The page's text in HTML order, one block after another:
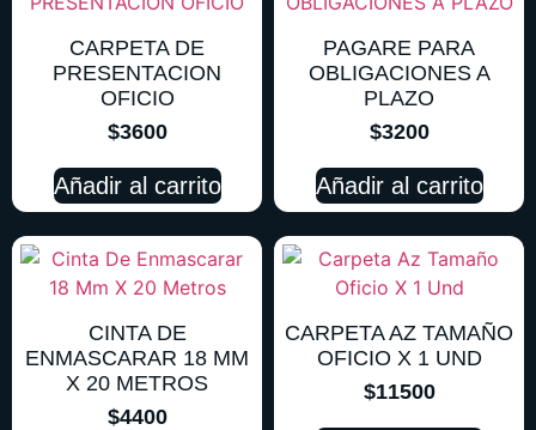
CARPETA DE
PRESENTACION
OFICIO
$3600
Añadir al carrito
PAGARE PARA
OBLIGACIONES A
PLAZO
$3200
Añadir al carrito
CINTA DE
ENMASCARAR 18 MM
X 20 METROS
$4400
CARPETA AZ TAMAÑO
OFICIO X 1 UND
$11500